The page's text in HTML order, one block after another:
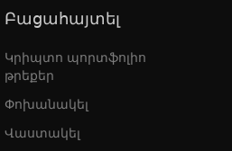
Բացահայտել
Կրիպտո պորտֆոլիո
թրեքեր
Փոխանակել
Վաստակել